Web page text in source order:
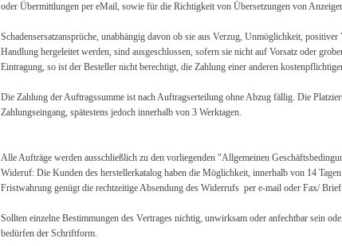
oder Übermittlungen per eMail, sowie für die Richtigkeit von Übersetzungen von
Schadensersatzansprüche, unabhängig davon ob sie aus Verzug, Unmöglichkeit,
Handlung hergeleitet werden, sind ausgeschlossen, sofern sie nicht auf Vorsatz oder
Eintragung, so ist der Besteller nicht berechtigt, die Zahlung einer anderen
Die Zahlung der Auftragssumme ist nach Auftragserteilung ohne Abzug fällig. Die
Zahlungseingang, spätestens jedoch innerhalb von 3 Werktagen.
Alle Aufträge werden ausschließlich zu den vorliegenden "Allgemeinen
Wideruf: Die Kunden des herstellerkatalog haben die Möglichkeit, innerhalb von 14
Fristwahrung genügt die rechtzeitige Absendung des Widerrufs per e-mail oder Fax/ Brief.
Sollten einzelne Bestimmungen des Vertrages nichtig, unwirksam oder anfechtbar sein
bedürfen der Schriftform.